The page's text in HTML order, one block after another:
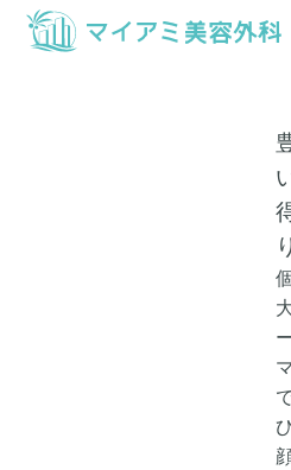
銀座マイアミ美容外科TOP